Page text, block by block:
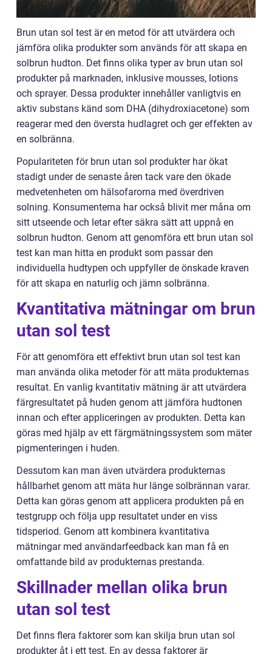
Brun utan sol test är en metod för att utvärdera och
jämföra olika produkter som används för att skapa en
solbrun hudton. Det finns olika typer av brun utan sol
produkter på marknaden, inklusive mousses, lotions
och sprayer. Dessa produkter innehåller vanligtvis en
aktiv substans känd som DHA (dihydroxiacetone) som
reagerar med den översta hudlagret och ger effekten av
en solbränna.
Populariteten för brun utan sol produkter har ökat
stadigt under de senaste åren tack vare den ökade
medvetenheten om hälsofarorna med överdriven
solning. Konsumenterna har också blivit mer måna om
sitt utseende och letar efter säkra sätt att uppnå en
solbrun hudton. Genom att genomföra ett brun utan sol
test kan man hitta en produkt som passar den
individuella hudtypen och uppfyller de önskade kraven
för att skapa en naturlig och jämn solbränna.
Kvantitativa mätningar om brun
utan sol test
För att genomföra ett effektivt brun utan sol test kan
man använda olika metoder för att mäta produkternas
resultat. En vanlig kvantitativ mätning är att utvärdera
färgresultatet på huden genom att jämföra hudtonen
innan och efter appliceringen av produkten. Detta kan
göras med hjälp av ett färgmätningssystem som mäter
pigmenteringen i huden.
Dessutom kan man även utvärdera produkternas
hållbarhet genom att mäta hur länge solbrännan varar.
Detta kan göras genom att applicera produkten på en
testgrupp och följa upp resultatet under en viss
tidsperiod. Genom att kombinera kvantitativa
mätningar med användarfeedback kan man få en
omfattande bild av produkternas prestanda.
Skillnader mellan olika brun
utan sol test
Det finns flera faktorer som kan skilja brun utan sol
produkter åt i ett test. En av dessa faktorer är